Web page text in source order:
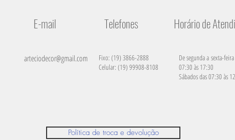
E-mail Telefones Horário de
arteciodecor@gmail.com
Fixo: (19) 3866-2888
Celular: (19) 99908-8108
De segunda a sexta-
07:30 às 17:30
Sábados das 07:30 às
Política de troca e devolução